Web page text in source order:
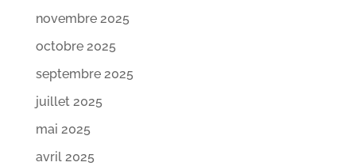
novembre 2025
octobre 2025
septembre 2025
juillet 2025
mai 2025
avril 2025